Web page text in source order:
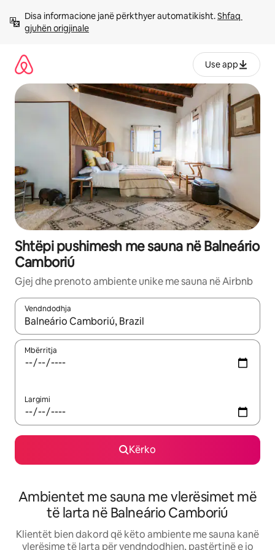
përmbajtja
Disa informacione janë përkthyer automatikisht. Shfaq
gjuhën origjinale
Use app
Shtëpi pushimesh me sauna në Balneário
Camboriú
Gjej dhe prenoto ambiente unike me sauna në Airbnb
Vendndodhja
Kur rezultatet të jenë të disponueshme, lëviz me butonat e
Mbërritja
Largimi
Kërko
Ambientet me sauna me vlerësimet më
të larta në Balneário Camboriú
Klientët bien dakord që këto ambiente me sauna kanë
vlerësime të larta për vendndodhjen, pastërtinë e jo